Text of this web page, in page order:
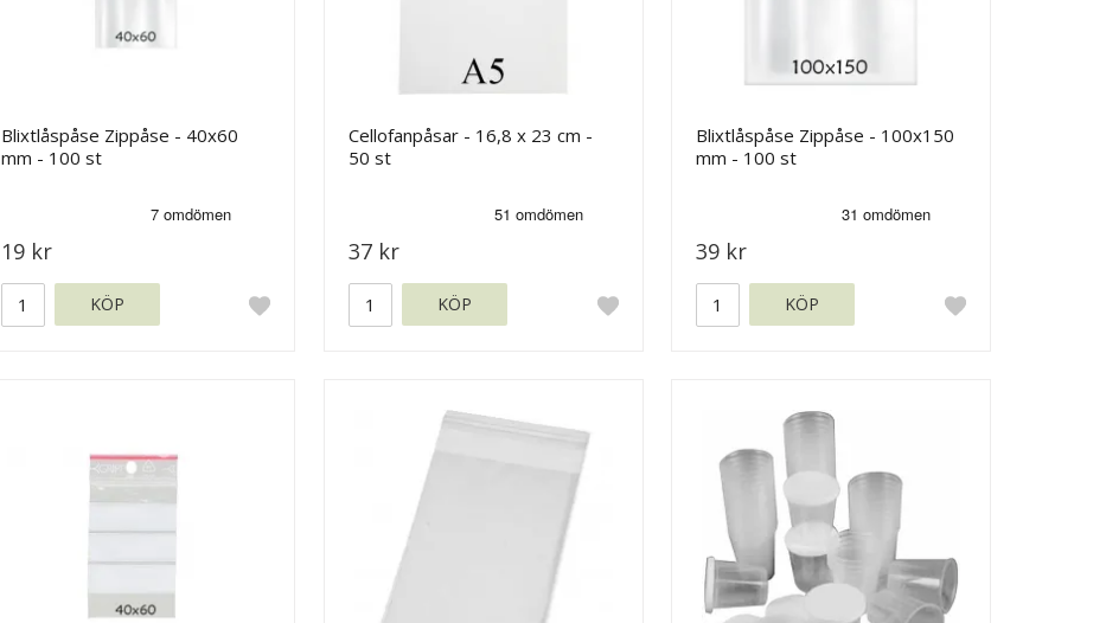
Blixtlåspåse Zippåse - 40x60
mm - 100 st
19 kr
KÖP
Cellofanpåsar - 16,8 x 23 cm -
50 st
37 kr
KÖP
Blixtlåspåse Zippåse - 100x150
mm - 100 st
39 kr
KÖP